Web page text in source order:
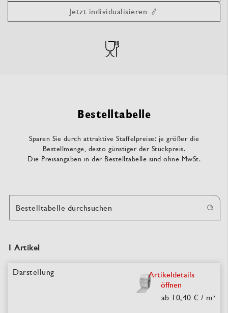
Jetzt individualisieren
Bestelltabelle
Sparen Sie durch attraktive Staffelpreise: je größer die
Bestellmenge, desto günstiger der Stückpreis.
Die Preisangaben in der Bestelltabelle sind ohne MwSt.
1 Artikel
Bestelltabelle durchsuchen
Artikeldetails
öffnen
ab 10,40 € / m²